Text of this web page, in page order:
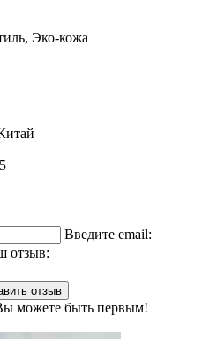
Эко-кожа
Введите email:
отзыв:
отзыв
можете быть первым!